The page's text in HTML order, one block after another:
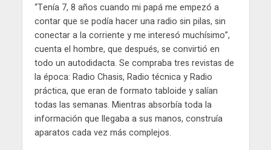
“Tenía 7, 8 años cuando mi papá me empezó a
contar que se podía hacer una radio sin pilas, sin
conectar a la corriente y me interesó muchísimo”,
cuenta el hombre, que después, se convirtió en
todo un autodidacta. Se compraba tres revistas de
la época: Radio Chasis, Radio técnica y Radio
práctica, que eran de formato tabloide y salían
todas las semanas. Mientras absorbía toda la
información que llegaba a sus manos, construía
aparatos cada vez más complejos.